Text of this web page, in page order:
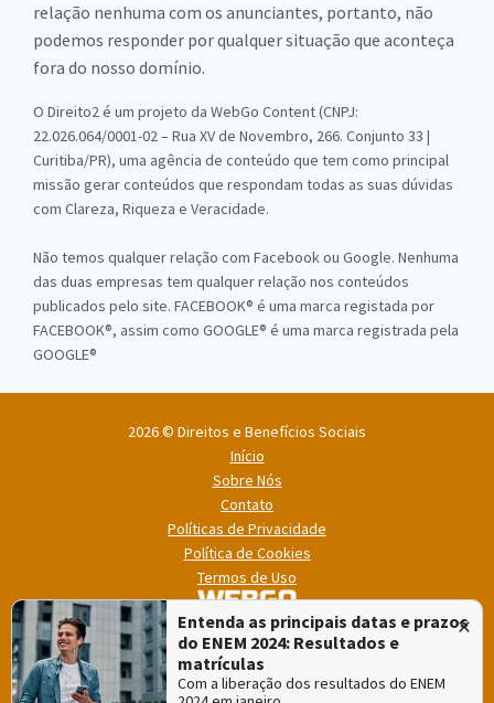
Entenda as principais datas e prazos
do ENEM 2024: Resultados e
matrículas
Com a liberação dos resultados do ENEM
×
relação nenhuma com os anunciantes, portanto, não
podemos responder por qualquer situação que aconteça
fora do nosso domínio.
O Direito2 é um projeto da WebGo Content (CNPJ:
22.026.064/0001-02 – Rua XV de Novembro, 266. Conjunto 33 |
Curitiba/PR), uma agência de conteúdo que tem como principal
missão gerar conteúdos que respondam todas as suas dúvidas
com Clareza, Riqueza e Veracidade.
Não temos qualquer relação com Facebook ou Google. Nenhuma
das duas empresas tem qualquer relação nos conteúdos
publicados pelo site. FACEBOOK® é uma marca registada por
FACEBOOK®, assim como GOOGLE® é uma marca registrada pela
GOOGLE®
2026 © Direitos e Benefícios Sociais
Início
Sobre Nós
Contato
Políticas de Privacidade
Política de Cookies
Termos de Uso